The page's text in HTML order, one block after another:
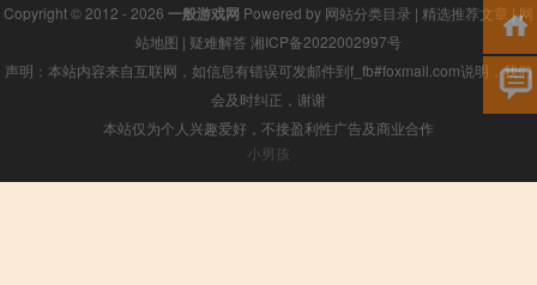
Copyright © 2012 - 2026 一般游戏网 Powered by 网站分类目录 | 精选推荐文章 |网
站地图 | 疑难解答 湘ICP备2022002997号
声明：本站内容来自互联网，如信息有错误可发邮件到f_fb#foxmail.com说明，我们
会及时纠正，谢谢
本站仅为个人兴趣爱好，不接盈利性广告及商业合作
小男孩